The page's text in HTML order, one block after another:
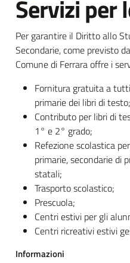
Servizi per
Per garantire il Diritto allo
Secondarie, come previsto
Comune di Ferrara offre i
Fornitura gratuita a
primarie dei libri di testo;
Contributo per libri di
1° e 2° grado;
Refezione scolastica
primarie, secondarie di
statali;
Trasporto scolastico;
Prescuola;
Centri estivi per gli
Centri ricreativi estivi
Informazioni